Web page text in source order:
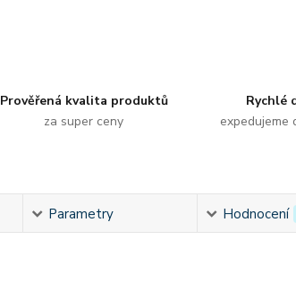
Prověřená kvalita produktů
za super ceny
Rychlé
expedujeme
Parametry Hodnocení